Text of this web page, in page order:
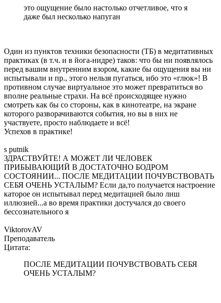
это ощущение было настолько отчетливое, что я
даже был несколько напуган
Один из пунктов техники безопасности (ТБ) в медитативных
практиках (в т.ч. и в йога-нидре) таков: что бы ни появлялось
перед вашим внутренним взором, какие бы ощущения вы ни
испытывали и пр., этого нельзя пугаться, ибо это «глюк»! В
противном случае виртуальное это может превратиться во
вполне реальные страхи. На всё происходящее нужно
смотреть как бы со стороны, как в кинотеатре, на экране
которого разворачиваются события, но вы в них не
участвуете, просто наблюдаете и всё!
Успехов в практике!
s putnik
ЗДРАСТВУЙТЕ! А МОЖЕТ ЛИ ЧЕЛОВЕК
ПРИБЫВАЮЩИЙ В ДОСТАТОЧНО БОДРОМ
СОСТОЯНИИ... ПОСЛЕ МЕДИТАЦИИ ПОЧУВСТВОВАТЬ
СЕБЯ ОЧЕНЬ УСТАЛЫМ? Если да,то получается настроение
каторое он испытывал перед медитацией было лиш
иллюзией...а во время практики достучался до своего
бессознательного я
ViktorovAV
Преподаватель
Цитата:
ПОСЛЕ МЕДИТАЦИИ ПОЧУВСТВОВАТЬ СЕБЯ
ОЧЕНЬ УСТАЛЫМ?